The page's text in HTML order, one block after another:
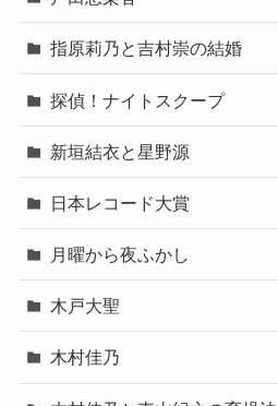
指原莉乃と吉村崇の結婚
探偵！ナイトスクープ
新垣結衣と星野源
日本レコード大賞
月曜から夜ふかし
木戸大聖
木村佳乃